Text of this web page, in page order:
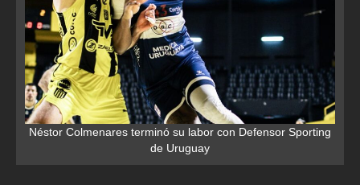
Néstor Colmenares terminó su labor con Defensor Sporting
de Uruguay